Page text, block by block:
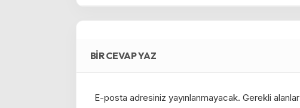
BIR CEVAP YAZ
E-posta adresiniz yayınlanmayacak. Gerekli alanlar